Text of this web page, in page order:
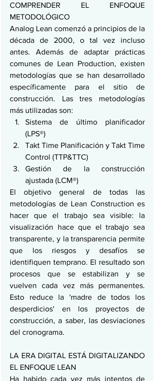
COMPRENDER EL ENFOQUE
METODOLÓGICO
Analog Lean comenzó a principios de la
década de 2000, o tal vez incluso
antes. Además de adaptar prácticas
comunes de Lean Production, existen
metodologías que se han desarrollado
específicamente para el sitio de
construcción. Las tres metodologías
más utilizadas son:
Sistema de último planificador
(LPS®)
Takt Time Planificación y Takt Time
Control (TTP&TTC)
Gestión de la construcción
ajustada (LCM®)
El objetivo general de todas las
metodologías de Lean Construction es
hacer que el trabajo sea visible: la
visualización hace que el trabajo sea
transparente, y la transparencia permite
que los riesgos y desafíos se
identifiquen temprano. El resultado son
procesos que se estabilizan y se
vuelven cada vez más permanentes.
Esto reduce la 'madre de todos los
desperdicios' en los proyectos de
construcción, a saber, las desviaciones
del cronograma.
LA ERA DIGITAL ESTÁ DIGITALIZANDO
EL ENFOQUE LEAN
Ha habido cada vez más intentos de